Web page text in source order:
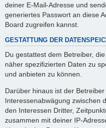
deiner E-Mail-Adresse und
generiertes Passwort an diese
Board zugreifen kannst.
GESTATTUNG DER
Du gestattest dem Betreiber,
näher spezifizierten Daten zu
und anbieten zu können.
Darüber hinaus ist der
Interessenabwägung zwischen
den Interessen Dritter,
zusammen mit deiner IP-